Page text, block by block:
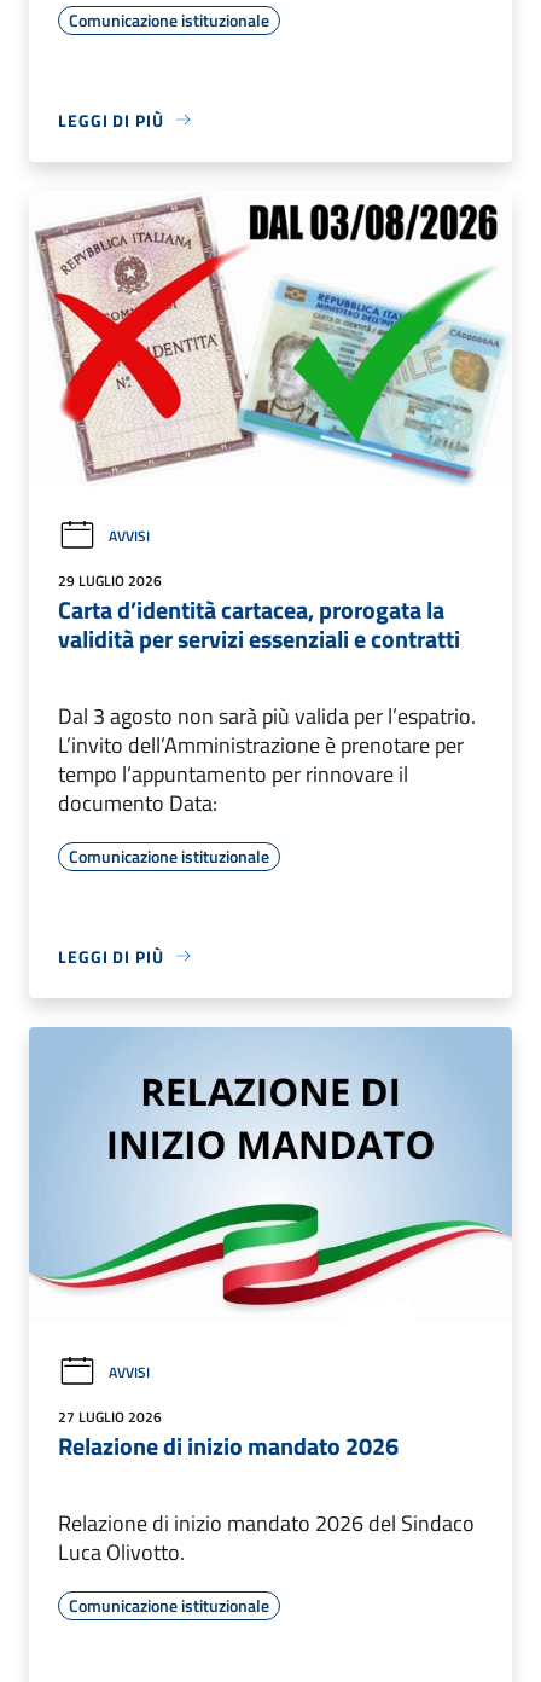
Comunicazione istituzionale
LEGGI DI PIÙ
AVVISI
29 LUGLIO 2026
Carta d’identità cartacea, prorogata la
validità per servizi essenziali e contratti
Dal 3 agosto non sarà più valida per l’espatrio.
L’invito dell’Amministrazione è prenotare per
tempo l’appuntamento per rinnovare il
documento Data:
Comunicazione istituzionale
LEGGI DI PIÙ
AVVISI
27 LUGLIO 2026
Relazione di inizio mandato 2026
Relazione di inizio mandato 2026 del Sindaco
Luca Olivotto.
Comunicazione istituzionale